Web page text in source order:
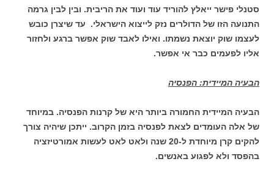
סטנלי פישר ייאלץ להוריד עוד ועוד את הריבית. ובין לבין גרמה
התנועה הזו של הדולרים נזק לייצוא הישראלי. עד שיצרן כובש
לעצמו שוק יוצאת נשמתו. ואילו לאבד שוק אפשר ברגע ולחזור
אליו לפעמים כבר אי אפשר.
הבעיה המיידית: הפנסיה
הבעיה המיידית החמורה ביותר היא של קרנות הפנסיה. במיוחד
של אלה העומדים לצאת לפנסיה בזמן הקרוב. ייתכן שיהיה צורך
להקים קרן מיוחדת ל-20 שנה ולאט לאט לעשות אמורטיזציה
בהפסד ולא לפגוע באנשים.